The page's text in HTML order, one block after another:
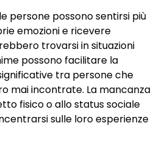
persone possono sentirsi più
emozioni e ricevere
trovarsi in situazioni
possono facilitare la
tra persone che
mai incontrate. La mancanza
fisico o allo status sociale
sulle loro esperienze